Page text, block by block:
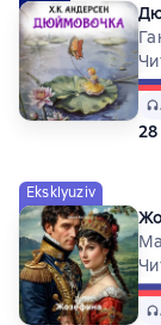
Eksklyuziv